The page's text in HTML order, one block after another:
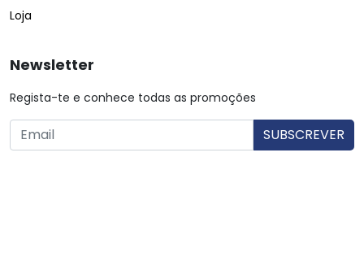
Loja
Newsletter
Regista-te e conhece todas as promoções